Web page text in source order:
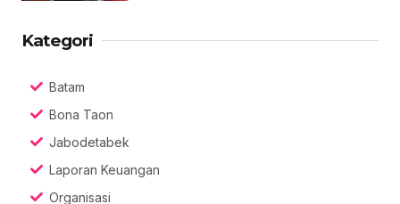
Kategori
Batam
Bona Taon
Jabodetabek
Laporan Keuangan
Organisasi